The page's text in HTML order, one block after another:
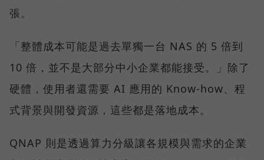
張。
「整體成本可能是過去單獨一台 NAS 的 5 倍到
10 倍，並不是大部分中小企業都能接受。」除了
硬體，使用者還需要 AI 應用的 Know-how、程
式背景與開發資源，這些都是落地成本。
QNAP 則是透過算力分級讓各規模與需求的企業